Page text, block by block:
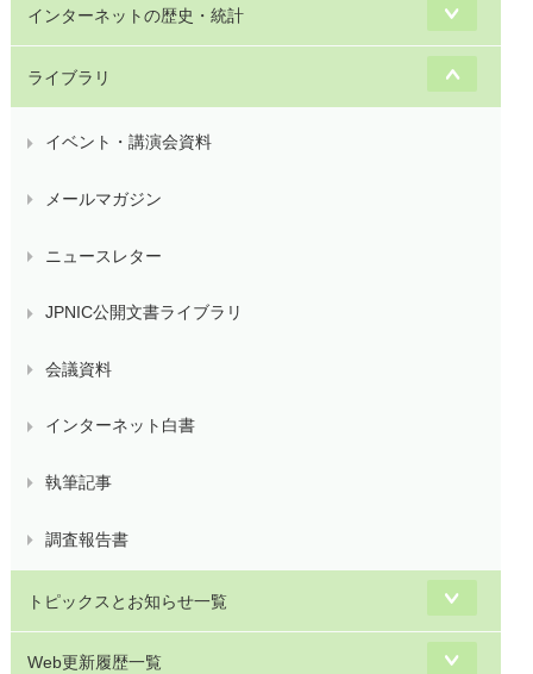
インターネットの歴史・統計
ライブラリ
イベント・講演会資料
メールマガジン
ニュースレター
JPNIC公開文書ライブラリ
会議資料
インターネット白書
執筆記事
調査報告書
トピックスとお知らせ一覧
Web更新履歴一覧